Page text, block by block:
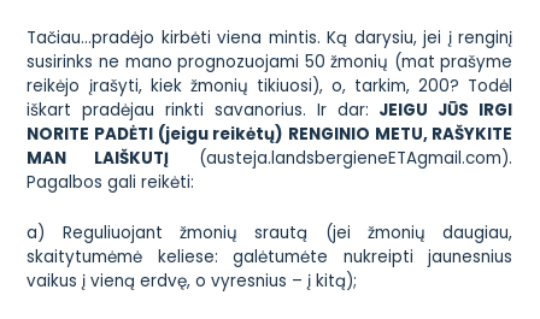
Tačiau…pradėjo kirbėti viena mintis. Ką darysiu, jei į renginį
susirinks ne mano prognozuojami 50 žmonių (mat prašyme
reikėjo įrašyti, kiek žmonių tikiuosi), o, tarkim, 200? Todėl
iškart pradėjau rinkti savanorius. Ir dar: JEIGU JŪS IRGI
NORITE PADĖTI (jeigu reikėtų) RENGINIO METU, RAŠYKITE
MAN LAIŠKUTĮ (austeja.landsbergieneETAgmail.com).
Pagalbos gali reikėti:
a) Reguliuojant žmonių srautą (jei žmonių daugiau,
skaitytumėmė keliese: galėtumėte nukreipti jaunesnius
vaikus į vieną erdvę, o vyresnius – į kitą);